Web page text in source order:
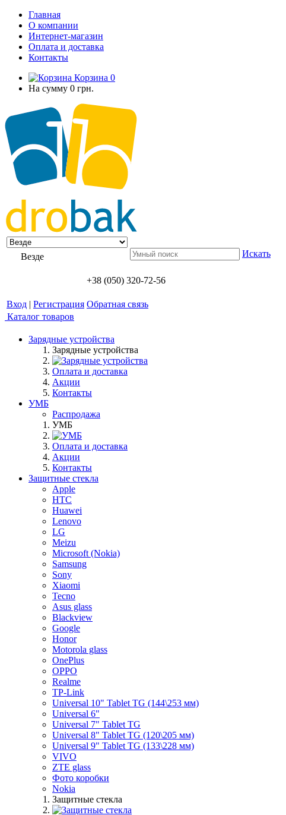
Главная
О компании
Интернет-магазин
Оплата и доставка
Контакты
Корзина 0
На сумму 0 грн.
Везде Искать
+38 (050) 320-72-56
Вход | Регистрация Обратная связь
Каталог товаров
Зарядные устройства
Зарядные устройства
Оплата и доставка
Акции
Контакты
УМБ
Распродажа
УМБ
Оплата и доставка
Акции
Контакты
Защитные стекла
Apple
HTC
Huawei
Lenovo
LG
Meizu
Microsoft (Nokia)
Samsung
Sony
Xiaomi
Tecno
Asus glass
Blackview
Google
Honor
Motorola glass
OnePlus
OPPO
Realme
TP-Link
Universal 10" Tablet TG (144\253 мм)
Universal 6"
Universal 7" Tablet TG
Universal 8" Tablet TG (120\205 мм)
Universal 9" Tablet TG (133\228 мм)
VIVO
ZTE glass
Фото коробки
Nokia
Защитные стекла